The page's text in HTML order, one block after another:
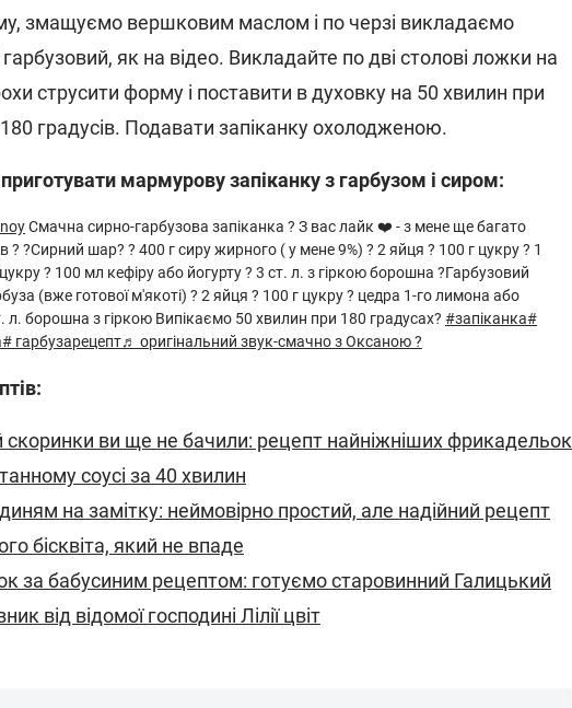
змащуємо вершковим маслом і по черзі викладаємо
як на відео. Викладайте по дві столові ложки на
струсити форму і поставити в духовку на 50 хвилин при
градусів. Подавати запіканку охолодженою.
мармурову запіканку з гарбузом і сиром:
Смачна сирно-гарбузова запіканка ? З вас лайк ❤️ - з мене ще багато
? ?Сирний шар? ? 400 г сиру жирного ( у мене 9%) ? 2 яйця ? 100 г цукру ? 1
? 100 мл кефіру або йогурту ? 3 ст. л. з гіркою борошна ?Гарбузовий
(вже готової м'якоті) ? 2 яйця ? 100 г цукру ? цедра 1-го лимона або
л. борошна з гіркою Випікаємо 50 хвилин при 180 градусах? #запіканка#
# гарбузарецепт♬ оригінальний звук-смачно з Оксаною ?
скоринки ви ще не бачили: рецепт найніжніших фрикадельок
соусі за 40 хвилин
на замітку: неймовірно простий, але надійний рецепт
бісквіта, який не впаде
за бабусиним рецептом: готуємо старовинний Галицький
від відомої господині Лілії цвіт